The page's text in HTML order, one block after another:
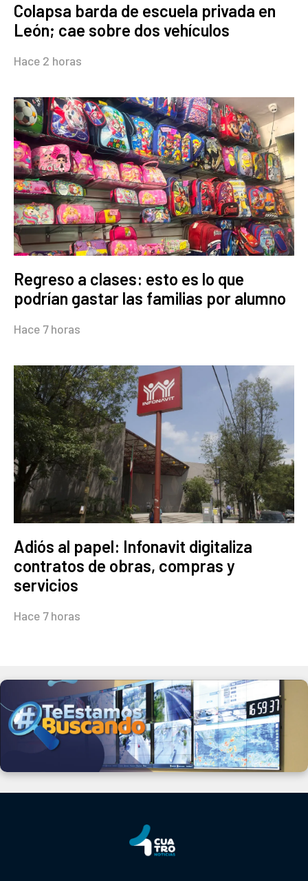
Colapsa barda de escuela privada en
León; cae sobre dos vehículos
Hace 2 horas
Regreso a clases: esto es lo que
podrían gastar las familias por alumno
Hace 7 horas
Adiós al papel: Infonavit digitaliza
contratos de obras, compras y
servicios
Hace 7 horas